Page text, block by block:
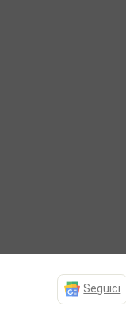
Seguici